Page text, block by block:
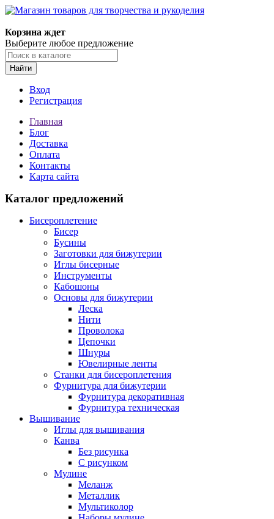
Корзина ждет
Выберите любое предложение
Найти
Вход
Регистрация
Главная
Блог
Доставка
Оплата
Контакты
Карта сайта
Каталог предложений
Бисероплетение
Бисер
Бусины
Заготовки для бижутерии
Иглы бисерные
Инструменты
Кабошоны
Основы для бижутерии
Леска
Нити
Проволока
Цепочки
Шнуры
Ювелирные ленты
Станки для бисероплетения
Фурнитура для бижутерии
Фурнитура декоративная
Фурнитура техническая
Вышивание
Иглы для вышивания
Канва
Без рисунка
С рисунком
Мулине
Меланж
Металлик
Мультиколор